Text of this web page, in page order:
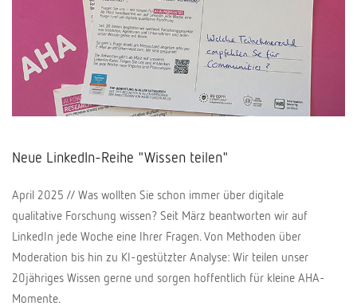
Neue LinkedIn-Reihe "Wissen teilen"
April 2025 // Was wollten Sie schon immer über digitale
qualitative Forschung wissen? Seit März beantworten wir auf
LinkedIn jede Woche eine Ihrer Fragen. Von Methoden über
Moderation bis hin zu KI-gestützter Analyse: Wir teilen unser
20jähriges Wissen gerne und sorgen hoffentlich für kleine AHA-
Momente.